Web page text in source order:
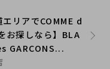
エリアでCOMME d
お探しなら】BLA
GARCONS...